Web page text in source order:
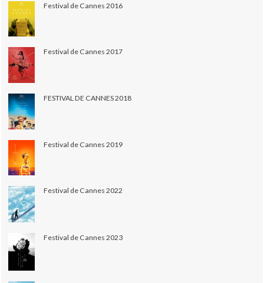
Festival de Cannes 2016
Festival de Cannes 2017
FESTIVAL DE CANNES 2018
Festival de Cannes 2019
Festival de Cannes 2022
Festival de Cannes 2023